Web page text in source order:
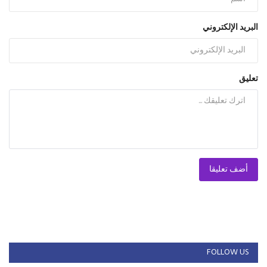
البريد الإلكتروني
تعليق
أضف تعليقا
FOLLOW US